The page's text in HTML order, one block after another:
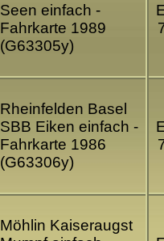
Seen einfach -
Fahrkarte 1989
(G63305y)
Rheinfelden Basel
SBB Eiken einfach -
Fahrkarte 1986
(G63306y)
Möhlin Kaiseraugst